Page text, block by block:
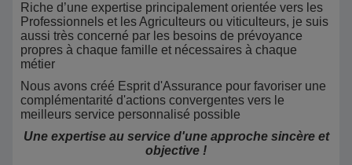
Riche d’une expertise principalement orientée vers les
Professionnels et les Agriculteurs ou viticulteurs, je suis
aussi très concerné par les besoins de prévoyance
propres à chaque famille et nécessaires à chaque
métier
Nous avons créé Esprit d'Assurance pour favoriser une
complémentarité d'actions convergentes vers le
meilleurs service personnalisé possible
Une expertise au service d'une approche sincère et
objective !